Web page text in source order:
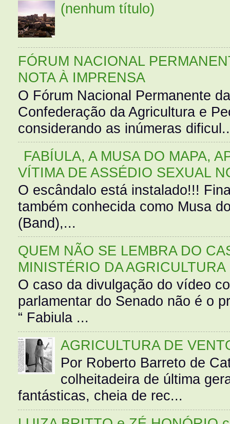
(nenhum título)
FÓRUM NACIONAL
NOTA À IMPRENSA
O Fórum Nacional Permanente
Confederação da Agricultura e
considerando as inúmeras
FABÍULA, A MUSA DO MAPA,
VÍTIMA DE ASSÉDIO SEXUAL
O escândalo está instalado!!!
também conhecida como Musa
(Band),...
QUEM NÃO SE LEMBRA DO
MINISTÉRIO DA AGRICULTURA
O caso da divulgação do vídeo
parlamentar do Senado não é o
“ Fabiula ...
AGRICULTURA DE
Por Roberto Barreto de
colheitadeira de última
fantásticas, cheia de rec...